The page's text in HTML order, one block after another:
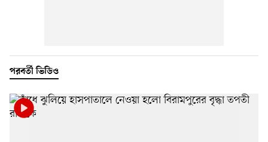
পরবর্তী ভিডিও